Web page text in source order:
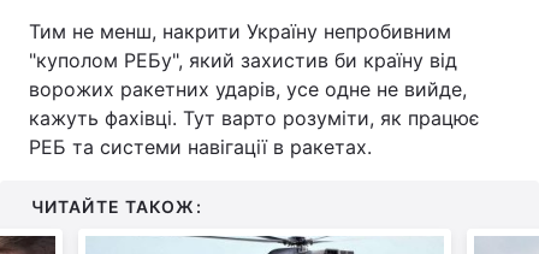
Тим не менш, накрити Україну непробивним
"куполом РЕБу", який захистив би країну від
ворожих ракетних ударів, усе одне не вийде,
кажуть фахівці. Тут варто розуміти, як працює
РЕБ та системи навігації в ракетах.
ЧИТАЙТЕ ТАКОЖ: